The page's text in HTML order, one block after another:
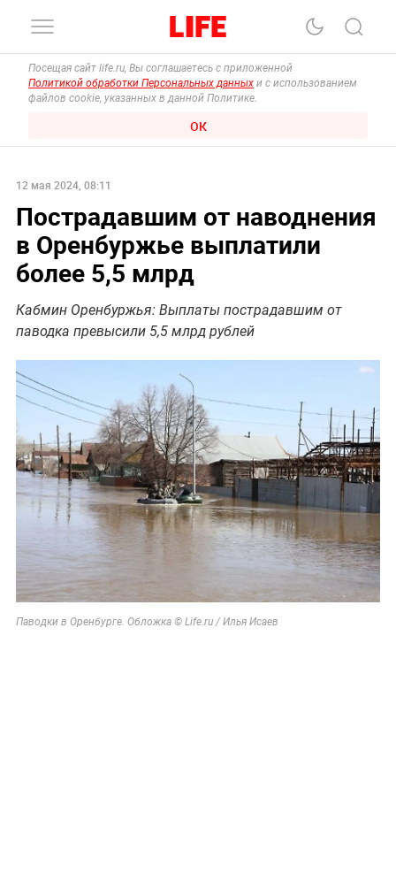
Посещая сайт life.ru, Вы соглашаетесь с приложенной
Политикой обработки Персональных данных и с использованием
файлов cookie, указанных в данной Политике.
ОК
12 мая 2024, 08:11
Пострадавшим от наводнения
в Оренбуржье выплатили
более 5,5 млрд
Кабмин Оренбуржья: Выплаты пострадавшим от
паводка превысили 5,5 млрд рублей
Паводки в Оренбурге. Обложка © Life.ru / Илья Исаев